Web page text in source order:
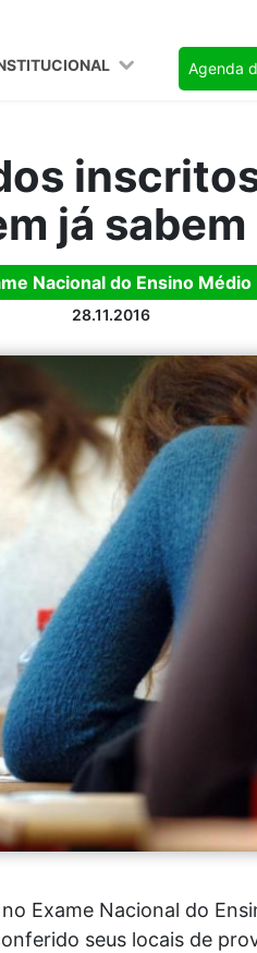
Agenda
já
Nacional do Ensino Médio
28.11.2016
Exame Nacional do
seus locais de